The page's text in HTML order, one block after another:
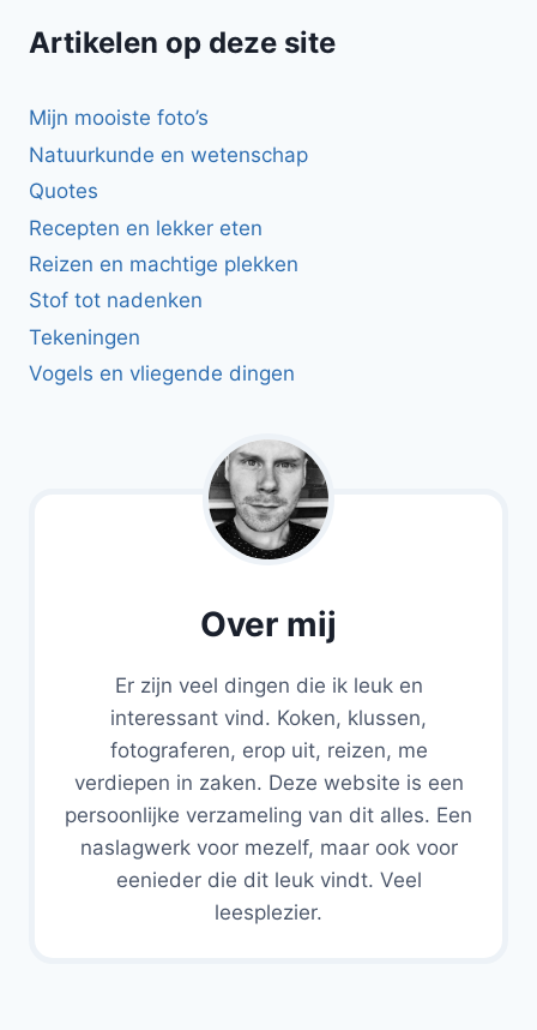
Artikelen op deze site
Mijn mooiste foto’s
Natuurkunde en wetenschap
Quotes
Recepten en lekker eten
Reizen en machtige plekken
Stof tot nadenken
Tekeningen
Vogels en vliegende dingen
Over mij
Er zijn veel dingen die ik leuk en
interessant vind. Koken, klussen,
fotograferen, erop uit, reizen, me
verdiepen in zaken. Deze website is een
persoonlijke verzameling van dit alles. Een
naslagwerk voor mezelf, maar ook voor
eenieder die dit leuk vindt. Veel
leesplezier.